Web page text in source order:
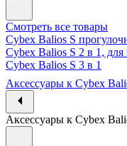
Смотреть все товары
Cybex Balios S
Cybex Balios S 2 в 1,
Cybex Balios S 3 в 1
Аксессуары к Cybex
Аксессуары к Cybex